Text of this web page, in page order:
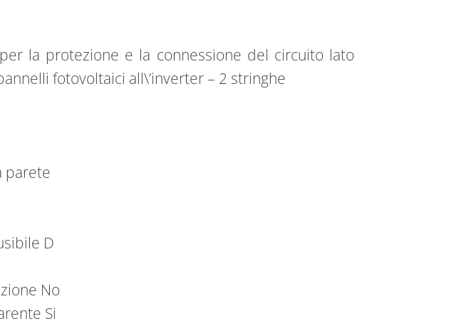
la protezione e la connessione del circuito lato
fotovoltaici all\’inverter – 2 stringhe
parete
D
No
Si